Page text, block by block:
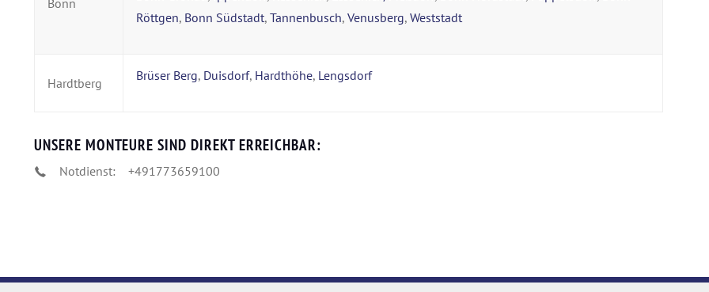
Bonn
Röttgen, Bonn Südstadt, Tannenbusch, Venusberg, Weststadt
Hardtberg Brüser Berg, Duisdorf, Hardthöhe, Lengsdorf
UNSERE MONTEURE SIND DIREKT ERREICHBAR:
Notdienst: +491773659100